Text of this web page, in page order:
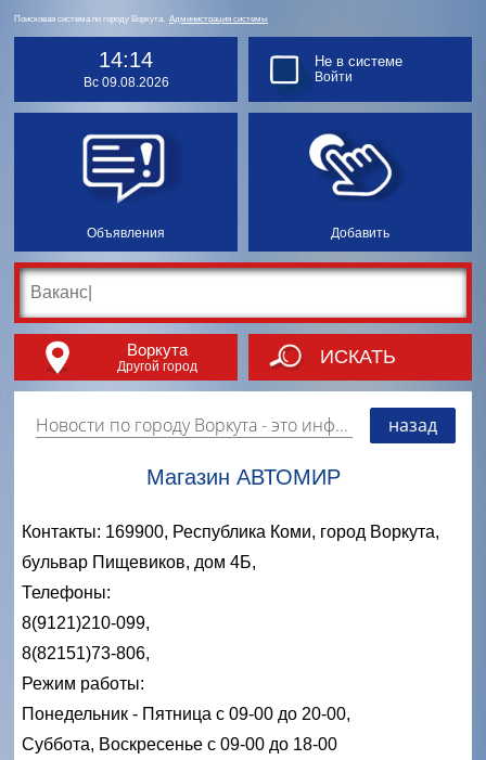
Поисковая система по городу Воркута. Администрация системы
14:14
Вс 09.08.2026
Объявления Добавить
Не в системе
Войти
Воркута
Другой город ИСКАТЬ
Новости по городу Воркута- это информация о событиях, мероприятиях и торгово-коммерческой деятельности города. Страницу наполняют платные и бесплатные объявления, имеющие функцию "поднятия вверх списка". назад
Магазин АВТОМИР
Контакты: 169900, Республика Коми, город Воркута,
бульвар Пищевиков, дом 4Б,
Телефоны:
8(9121)210-099,
8(82151)73-806,
Режим работы:
Понедельник - Пятница с 09-00 до 20-00,
Суббота, Воскресенье с 09-00 до 18-00